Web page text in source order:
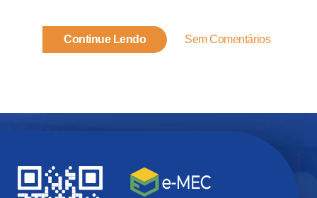
Continue Lendo Sem Comentários